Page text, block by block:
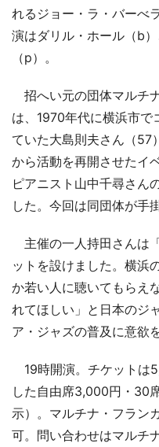
れるジョー・ラ・バーべ
演はダリル・ホール（b
（p）。
招へい元の団体マルチ
は、1970年代に横浜市で
ていた大島則夫さん（57
から活動を再開させたイ
ピアニスト山中千尋さん
した。今回は同団体が手
主催の一人持田さんは
ットを設けました。横浜
か若い人に聴いてもらえ
れてほしい」と日本のジ
ア・ジャズの普及に意欲
19時開演。チケットは
した自由席3,000円・30
示）。マルチナ・フラン
可。問い合わせはマルチ